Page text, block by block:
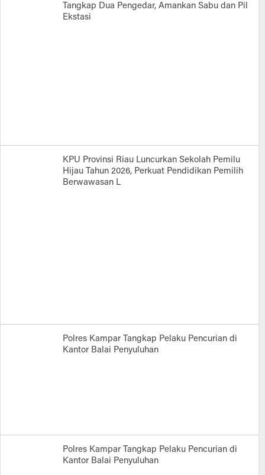
Tangkap Dua Pengedar, Amankan Sabu dan Pil
Ekstasi
KPU Provinsi Riau Luncurkan Sekolah Pemilu
Hijau Tahun 2026, Perkuat Pendidikan Pemilih
Berwawasan L
Polres Kampar Tangkap Pelaku Pencurian di
Kantor Balai Penyuluhan
Polres Kampar Tangkap Pelaku Pencurian di
Kantor Balai Penyuluhan